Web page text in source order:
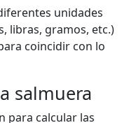
unidades
libras, gramos, etc.)
coincidir con lo
salmuera
para calcular las